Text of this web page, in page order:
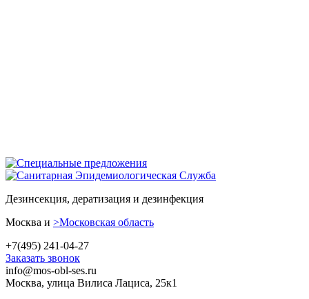
Дезинсекция, дератизация и дезинфекция
Москва и >Московская область
+7(495) 241-04-27
Заказать звонок
info@mos-obl-ses.ru
Москва, улица Вилиса Лациса, 25к1